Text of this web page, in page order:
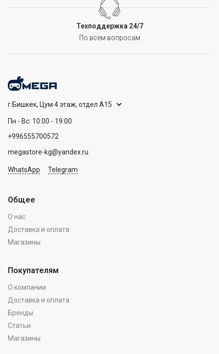
Техподдержка 24/7
По всем вопросам
г.Бишкек, Цум 4 этаж, отдел А15
Пн - Вс: 10:00 - 19:00
+996555700572
megastore-kg@yandex.ru
WhatsApp Telegram
Общее
О нас
Доставка и оплата
Магазины
Покупателям
О компании
Доставка и оплата
Бренды
Статьи
Магазины